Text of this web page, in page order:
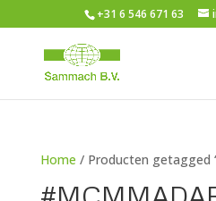
+31 6 546 671 63
Home / Producten getagged